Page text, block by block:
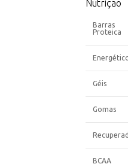
Nutrição
Barras
Proteica
Géis
Gomas
BCAA